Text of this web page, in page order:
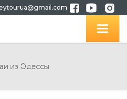
из Одессы